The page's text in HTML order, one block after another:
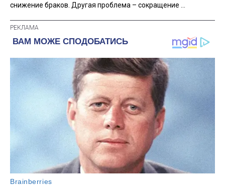
снижение браков. Другая проблема – сокращение ...